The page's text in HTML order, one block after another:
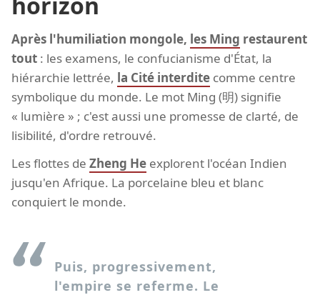
Après l'humiliation mongole, les Ming restaurent
tout : les examens, le confucianisme d'État, la
hiérarchie lettrée, la Cité interdite comme centre
symbolique du monde. Le mot Ming (明) signifie
« lumière » ; c'est aussi une promesse de clarté, de
lisibilité, d'ordre retrouvé.
Les flottes de Zheng He explorent l'océan Indien
jusqu'en Afrique. La porcelaine bleu et blanc
conquiert le monde.
Puis, progressivement,
l'empire se referme. Le